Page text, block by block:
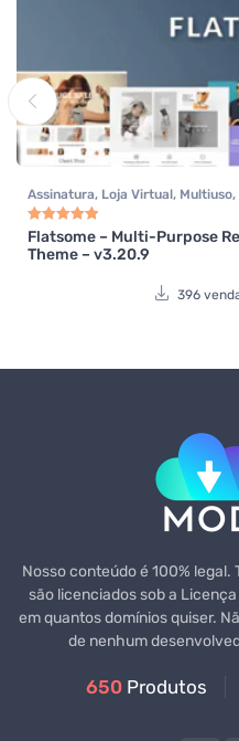
Assinatura, Loja Virtual, Multiuso,
itens, Woocommerce
Avaliação 5.00de 5
Flatsome – Multi-Purpose
Theme – v3.20.9
396
Nosso conteúdo é 100% legal.
são licenciados sob a
em quantos domínios quiser.
de nenhum
650 Produtos